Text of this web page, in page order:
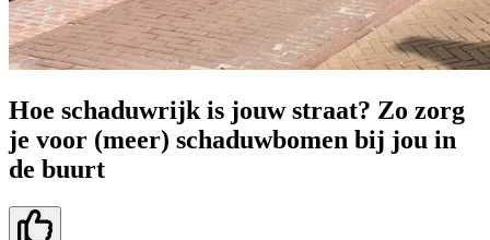
Hoe schaduwrijk is jouw straat? Zo zorg
je voor (meer) schaduwbomen bij jou in
de buurt